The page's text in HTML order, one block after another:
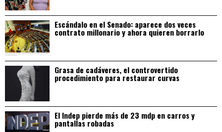
Escándalo en el Senado: aparece dos veces
contrato millonario y ahora quieren borrarlo
Grasa de cadáveres, el controvertido
procedimiento para restaurar curvas
El Indep pierde más de 23 mdp en carros y
pantallas robadas